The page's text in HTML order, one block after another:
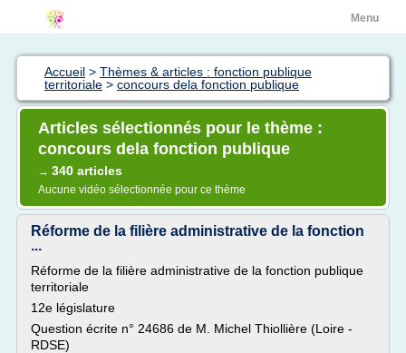
Menu
Accueil > Thèmes & articles : fonction publique
territoriale > concours dela fonction publique
Articles sélectionnés pour le thème :
concours dela fonction publique
→ 340 articles
Aucune vidéo sélectionnée pour ce thème
Réforme de la filière administrative de la fonction
...
Réforme de la filière administrative de la fonction publique
territoriale
12e législature
Question écrite n° 24686 de M. Michel Thiollière (Loire -
RDSE)